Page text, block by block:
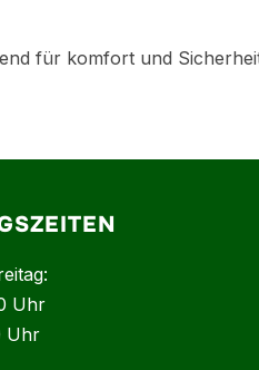
für komfort und
Uhr
Uhr